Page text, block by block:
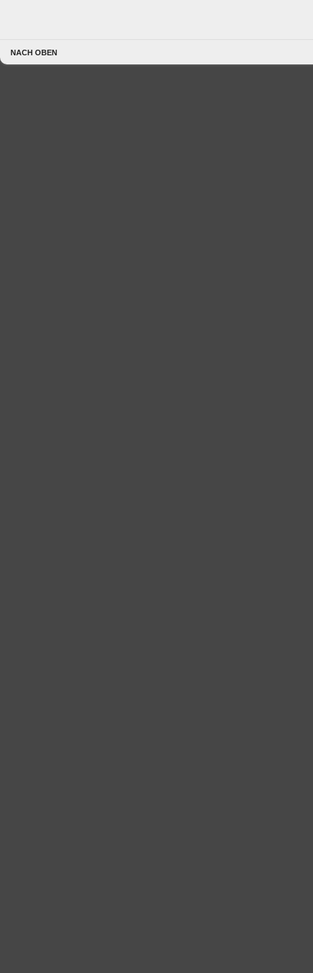
NACH OBEN